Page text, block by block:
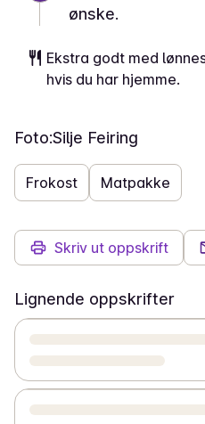
ønske.
Ekstra godt med
hvis du har hjemme.
Foto:Silje Feiring
Frokost Matpakke
Skriv ut oppskrift
Lignende oppskrifter